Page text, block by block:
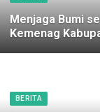
Menjaga Bumi
Kemenag
BERITA